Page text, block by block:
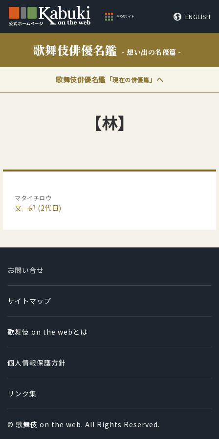
全てのサイト ENGLISH
歌舞伎俳優名鑑 - 想い出の名優篇 -
歌舞伎俳優名鑑「現在の俳優篇」へ
【林】
マタイチロウ
又一郎 (2代目)
お問い合せ
サイトマップ
歌舞伎 on the webとは
個人情報保護方針
リンク集
© 歌舞伎 on the web. All Rights Reserved.